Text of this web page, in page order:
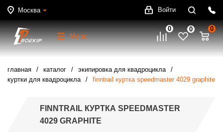
Москва Войти
Меню
0 0 0
главная каталог
экипировка для квадроцикла
куртки для квадроцикла
finntrail куртка speedmaster 4029 graphite
FINNTRAIL КУРТКА SPEEDMASTER
4029 GRAPHITE